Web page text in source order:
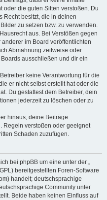
oder die guten Sitten verstoßen. Du
Recht besitzt, die in deinen
zu setzen bzw. zu verwenden.
aus. Bei Verstößen gegen
im Board veröffentlichten
Abmahnung zeitweise oder
ausschließen und dir ein
keine Verantwortung für die
er nicht selbst erstellt hat oder die
Du gestattest dem Betreiber, dein
jederzeit zu löschen oder zu
hinaus, deine Beiträge
Regeln verstoßen oder geeignet
Schaden zuzufügen.
bei phpBB um eine unter der „
bereitgestellten Foren-Software
handelt; deutschsprachige
Community unter
Beide haben keinen Einfluss auf